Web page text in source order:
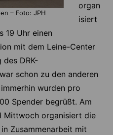
– Foto: JPH
organ
isiert
19 Uhr einen
mit dem Leine-Center
des DRK-
schon zu den anderen
wurden pro
Spender begrüßt. Am
Mittwoch organisiert die
Zusammenarbeit mit